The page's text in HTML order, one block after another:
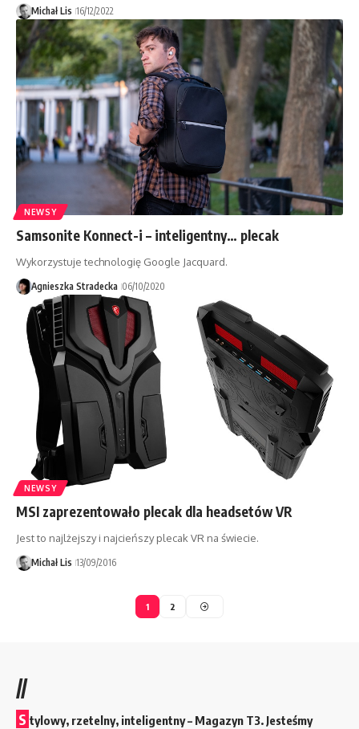
Michał Lis 16/12/2022
NEWSY
Samsonite Konnect-i – inteligentny… plecak
Wykorzystuje technologię Google Jacquard.
Agnieszka Stradecka 06/10/2020
NEWSY
MSI zaprezentowało plecak dla headsetów VR
Jest to najlżejszy i najcieńszy plecak VR na świecie.
Michał Lis 13/09/2016
1 2
//
S tylowy, rzetelny, inteligentny – Magazyn T3. Jesteśmy